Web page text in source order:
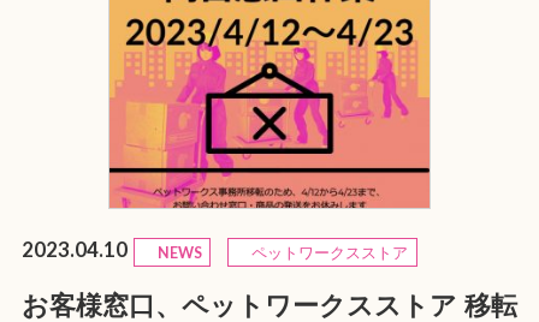
2023.04.10 NEWS ペットワークスストア
お客様窓口、ペットワークスストア 移転